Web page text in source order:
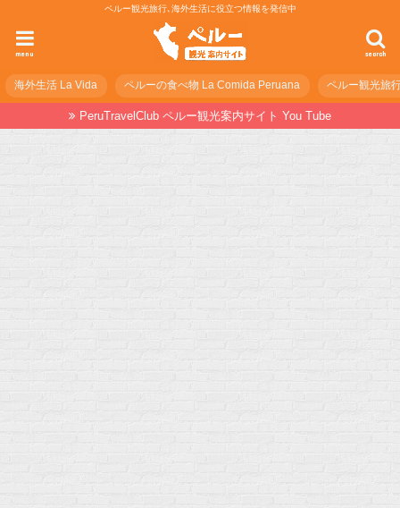
ペルー観光旅行､海外生活に役立つ情報を発信中
search
menu
海外生活 La Vida ペルーの食べ物 La Comida Peruana ペルー観光旅
PeruTravelClub ペルー観光案内サイト You Tube